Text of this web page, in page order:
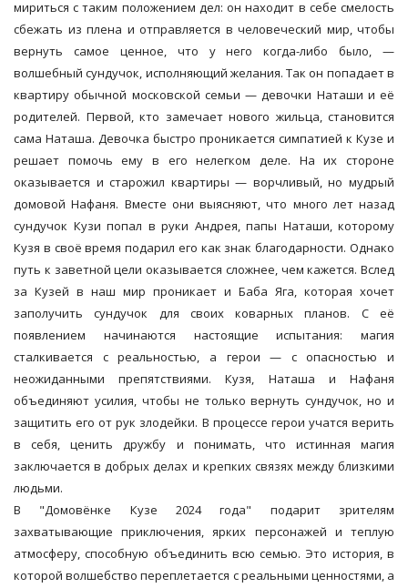
мириться с таким положением дел: он находит в себе смелость
сбежать из плена и отправляется в человеческий мир, чтобы
вернуть самое ценное, что у него когда-либо было, —
волшебный сундучок, исполняющий желания. Так он попадает в
квартиру обычной московской семьи — девочки Наташи и её
родителей. Первой, кто замечает нового жильца, становится
сама Наташа. Девочка быстро проникается симпатией к Кузе и
решает помочь ему в его нелегком деле. На их стороне
оказывается и старожил квартиры — ворчливый, но мудрый
домовой Нафаня. Вместе они выясняют, что много лет назад
сундучок Кузи попал в руки Андрея, папы Наташи, которому
Кузя в своё время подарил его как знак благодарности. Однако
путь к заветной цели оказывается сложнее, чем кажется. Вслед
за Кузей в наш мир проникает и Баба Яга, которая хочет
заполучить сундучок для своих коварных планов. С её
появлением начинаются настоящие испытания: магия
сталкивается с реальностью, а герои — с опасностью и
неожиданными препятствиями. Кузя, Наташа и Нафаня
объединяют усилия, чтобы не только вернуть сундучок, но и
защитить его от рук злодейки. В процессе герои учатся верить
в себя, ценить дружбу и понимать, что истинная магия
заключается в добрых делах и крепких связях между близкими
людьми.
В "Домовёнке Кузе 2024 года" подарит зрителям
захватывающие приключения, ярких персонажей и теплую
атмосферу, способную объединить всю семью. Это история, в
которой волшебство переплетается с реальными ценностями, а